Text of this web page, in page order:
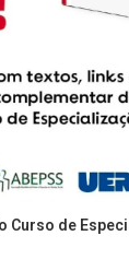
Curso de